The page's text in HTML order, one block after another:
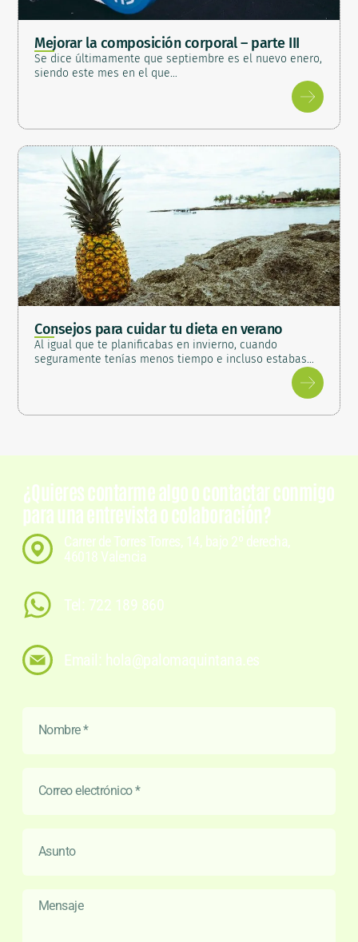
Mejorar la composición corporal – parte III
Se dice últimamente que septiembre es el nuevo enero,
siendo este mes en el que…
Consejos para cuidar tu dieta en verano
Al igual que te planificabas en invierno, cuando
seguramente tenías menos tiempo e incluso estabas…
¿Quieres contarme algo o contactar conmigo
para una entrevista o colaboración?
Carrer de Torres Torres, 14, bajo 2º derecha,
46018 Valencia
Tel: 722 189 860
Email: hola@palomaquintana.es